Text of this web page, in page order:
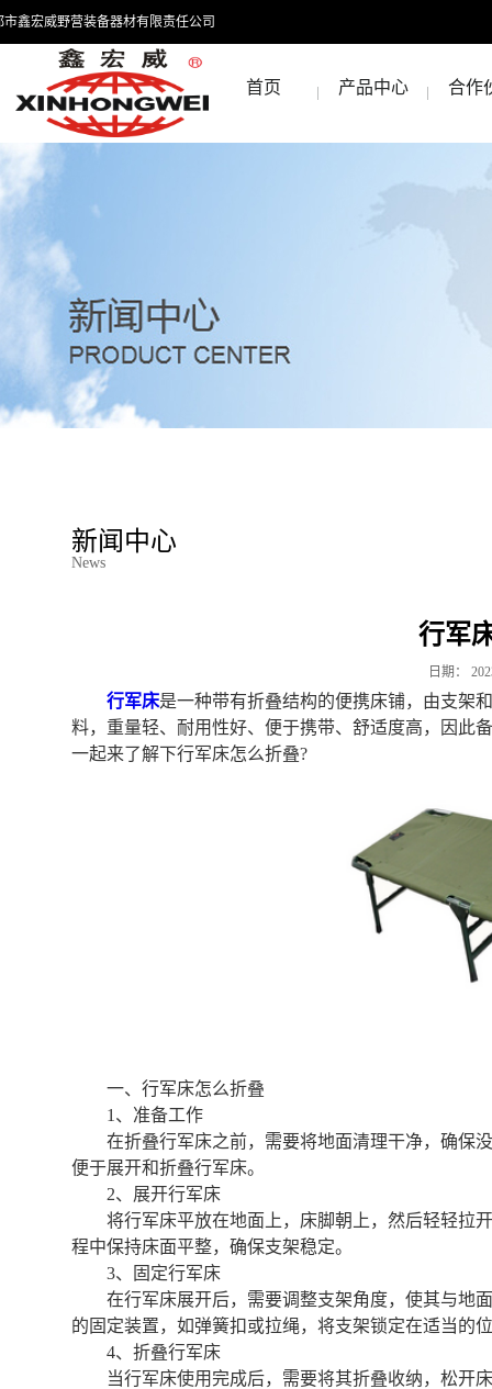
市鑫宏威野营装备器材有限责任公司
首页 产品中心 合作
新闻中心
News
行军
日期：
行军床是一种带有折叠结构的便携床铺，由支架
料，重量轻、耐用性好、便于携带、舒适度高，因此
一起来了解下行军床怎么折叠?
一、行军床怎么折叠
1、准备工作
在折叠行军床之前，需要将地面清理干净，确保
便于展开和折叠行军床。
2、展开行军床
将行军床平放在地面上，床脚朝上，然后轻轻拉
程中保持床面平整，确保支架稳定。
3、固定行军床
在行军床展开后，需要调整支架角度，使其与地
的固定装置，如弹簧扣或拉绳，将支架锁定在适当的
4、折叠行军床
当行军床使用完成后，需要将其折叠收纳，松开